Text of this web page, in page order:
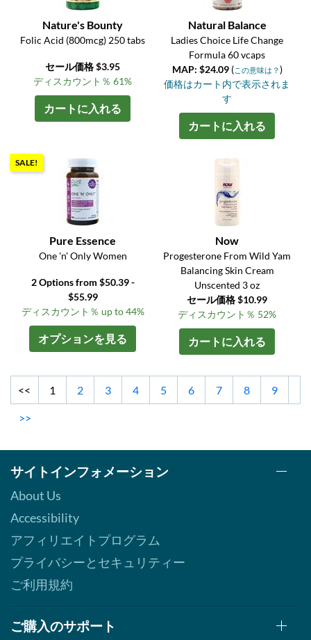
Nature's Bounty
Folic Acid (800mcg) 250 tabs
セール価格 $3.95
ディスカウント％ 61%
カートに入れる
Natural Balance
Ladies Choice Life Change
Formula 60 vcaps
MAP: $24.09 (この意味は？ )
価格はカート内で表示されま
す
カートに入れる
SALE!
Pure Essence
One 'n' Only Women
2 Options from $50.39 -
$55.99
ディスカウント％ up to 44%
オプションを見る
Now
Progesterone From Wild Yam
Balancing Skin Cream
Unscented 3 oz
セール価格 $10.99
ディスカウント％ 52%
カートに入れる
<< 1 2 3 4 5 6 7 8 9
>>
サイトインフォメーション
About Us
Accessibility
アフィリエイトプログラム
プライバシーとセキュリティー
ご利用規約
ご購入のサポート